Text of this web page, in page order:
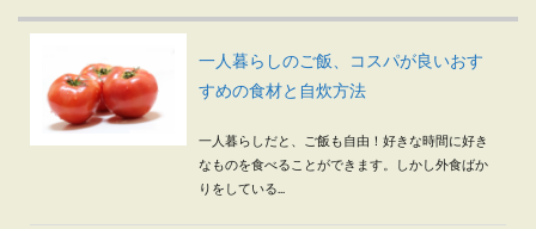
一人暮らしのご飯、コスパが良いおす
すめの食材と自炊方法
一人暮らしだと、ご飯も自由！好きな時間に好き
なものを食べることができます。しかし外食ばか
りをしている...